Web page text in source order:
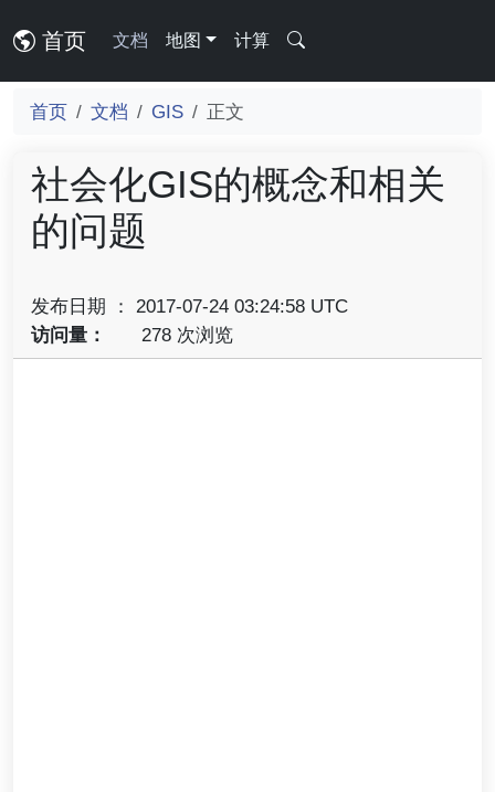
首页 文档 地图 计算
首页 文档 GIS 正文
社会化GIS的概念和相关
的问题
发布日期 ： 2017-07-24 03:24:58 UTC
访问量：
278 次浏览